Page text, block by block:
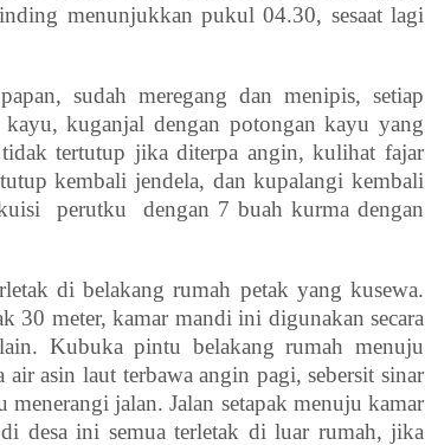
menunjukkan pukul 04.30, sesaat lagi
sudah meregang dan menipis, setiap
kuganjal dengan potongan kayu yang
tertutup jika diterpa angin, kulihat fajar
kembali jendela, dan kupalangi kembali
perutku
dengan 7 buah kurma dengan
di belakang rumah petak yang kusewa.
30 meter, kamar mandi ini digunakan secara
Kubuka pintu belakang rumah menuju
asin laut terbawa angin pagi, sebersit sinar
menerangi jalan. Jalan setapak menuju kamar
desa ini semua terletak di luar rumah, jika